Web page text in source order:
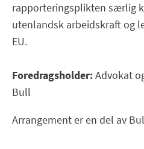
rapporteringsplikten særlig
utenlandsk arbeidskraft og
EU.
Foredragsholder:Advokat
Bull
Arrangement er en del av